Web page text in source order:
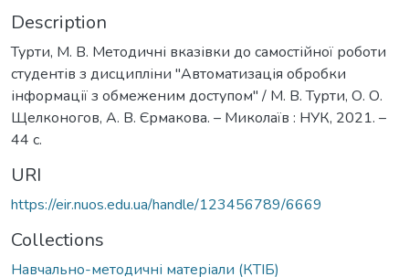
Description
Турти, М. В. Методичні вказівки до самостійної роботи
студентів з дисципліни "Автоматизація обробки
інформації з обмеженим доступом" / М. В. Турти, О. О.
Щелконогов, А. В. Єрмакова. – Миколаїв : НУК, 2021. –
44 с.
URI
https://eir.nuos.edu.ua/handle/123456789/6669
Collections
Навчально-методичні матеріали (КТІБ)